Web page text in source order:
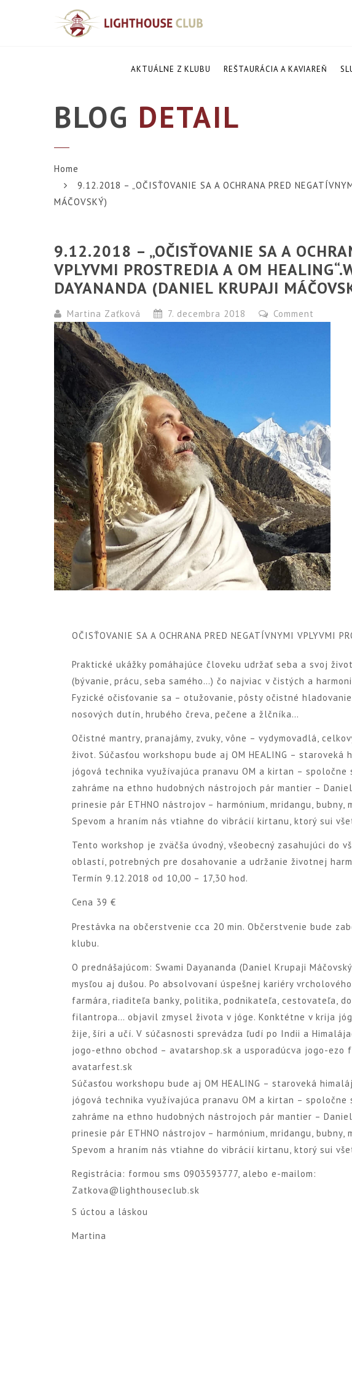
AKTUÁLNE Z KLUBU REŠTAURÁCIA A KAVIAREŇ
BLOG DETAIL
Home
9.12.2018 – „OČISŤOVANIE SA A OCHRANA PRED
MÁČOVSKÝ)
9.12.2018 – „OČISŤOVANIE SA A
VPLYVMI PROSTREDIA A OM
DAYANANDA (DANIEL KRUPAJI
Martina Zaťková 7. decembra 2018 Comment
OČISŤOVANIE SA A OCHRANA PRED NEGATÍVNYMI VPLYVMI
Praktické ukážky pomáhajúce človeku udržať seba a svoj
(bývanie, prácu, seba samého…) čo najviac v čistých a
Fyzické očisťovanie sa – otužovanie, pôsty očistné
nosových dutín, hrubého čreva, pečene a žlčníka…
Očistné mantry, pranajámy, zvuky, vône – vydymovadlá,
život. Súčasťou workshopu bude aj OM HEALING – staroveká
jógová technika využívajúca pranavu OM a kirtan – spoločne
zahráme na ethno hudobných nástrojoch pár mantier –
prinesie pár ETHNO nástrojov – harmónium, mridangu, bubny,
Spevom a hraním nás vtiahne do vibrácií kirtanu, ktorý sui
Tento workshop je zväčša úvodný, všeobecný zasahujúci do
oblastí, potrebných pre dosahovanie a udržanie životnej
Termín 9.12.2018 od 10,00 – 17,30 hod.
Cena 39 €
Prestávka na občerstvenie cca 20 min. Občerstvenie bude
klubu.
O prednášajúcom: Swami Dayananda (Daniel Krupaji
mysľou aj dušou. Po absolvovaní úspešnej kariéry
farmára, riaditeľa banky, politika, podnikateľa, cestovateľa,
filantropa… objavil zmysel života v jóge. Konktétne v krija
žije, šíri a učí. V súčasnosti sprevádza ľudí po Indii a
jogo-ethno obchod – avatarshop.sk a usporadúcva jogo-ezo
avatarfest.sk
Súčasťou workshopu bude aj OM HEALING – staroveká
jógová technika využívajúca pranavu OM a kirtan – spoločne
zahráme na ethno hudobných nástrojoch pár mantier –
prinesie pár ETHNO nástrojov – harmónium, mridangu, bubny,
Spevom a hraním nás vtiahne do vibrácií kirtanu, ktorý sui
Registrácia: formou sms 0903593777, alebo e-mailom:
Zatkova@lighthouseclub.sk
S úctou a láskou
Martina